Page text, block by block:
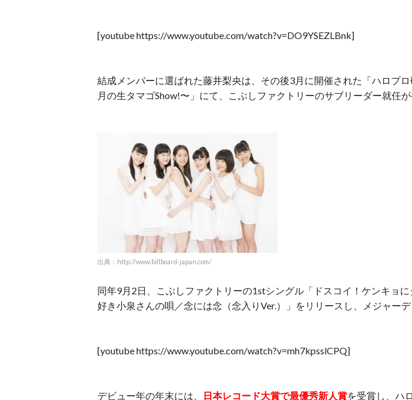
[youtube https://www.youtube.com/watch?v=DO9YSEZLBnk]
結成メンバーに選ばれた藤井梨央は、その後3月に開催された「ハロプ
月の生タマゴShow!〜」にて、こぶしファクトリーのサブリーダー就任が
出典：http://www.billboard-japan.com/
同年9月2日、こぶしファクトリーの1stシングル「ドスコイ！ケンキョ
好き小泉さんの唄／念には念（念入りVer.）」をリリースし、メジャーデ
[youtube https://www.youtube.com/watch?v=mh7kpsslCPQ]
デビュー年の年末には、 日本レコード大賞で最優秀新人賞を受賞し、ハ